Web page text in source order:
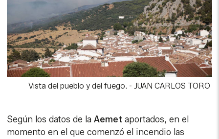
Vista del pueblo y del fuego. - JUAN CARLOS TORO
Según los datos de laAemet aportados, en el
momento en el que comenzó el incendio las